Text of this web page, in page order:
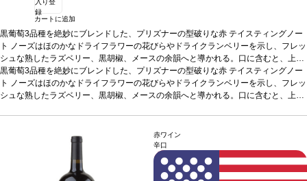
入り登
録
カートに追加
黒葡萄3品種を絶妙にブレンドした、プリズナーの型破りな赤 テイスティングノー
ト ノーズはほのかなドライフラワーの花びらやドライクランベリーを示し、フレッ
シュな熟したラズベリー、黒胡椒、メースの余韻へと導かれる。口に含むと、上質
なタンニンがフレッシュな赤と青果実を運び、アーシーな含みとともに心地よく広
がる。葡萄品種シラー 61.5%、グルナッシュ 25.5%、ムールヴェードル 13%*本
ヴィンテージが在庫切れの場合、在庫があり価格が同様の場合は自動的に次のヴィ
黒葡萄3品種を絶妙にブレンドした、プリズナーの型破りな赤 テイスティングノー
ト ノーズはほのかなドライフラワーの花びらやドライクランベリーを示し、フレッ
シュな熟したラズベリー、黒胡椒、メースの余韻へと導かれる。口に含むと、上質
ヴィンテージが在庫切れの場合、在庫があり価格が同様の場合は自動的に次のヴィ
ンテージに変更されます、ご了承ください。
赤ワイン
辛口